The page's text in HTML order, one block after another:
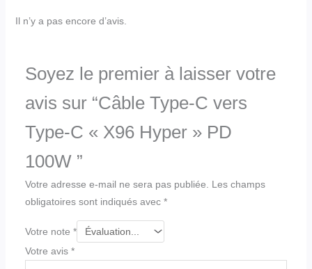
Il n’y a pas encore d’avis.
Soyez le premier à laisser votre
avis sur “Câble Type-C vers
Type-C « X96 Hyper » PD
100W ”
Votre adresse e-mail ne sera pas publiée.
Les champs
obligatoires sont indiqués avec *
Votre note *
Votre avis *